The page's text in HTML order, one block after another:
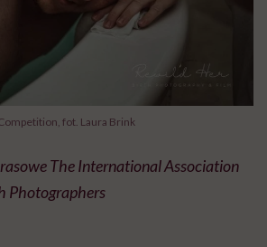
fot. Laura Brink
The International Association
Photographers